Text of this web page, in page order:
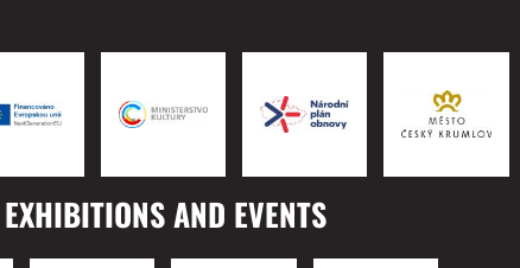
AND EVENTS